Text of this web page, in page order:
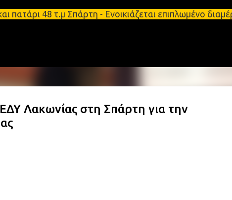
Μετάβαση στο κύριο περιεχόμενο
48 τ.μ Σπάρτη - Ενοικιάζεται
Λακωνίας στη Σπάρτη για την